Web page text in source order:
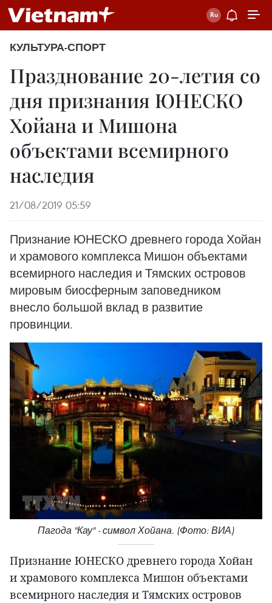
КУЛЬТУРА-СПОРТ
Празднование 20-летия со
дня признания ЮНЕСКО
Хойана и Мишона
объектами всемирного
наследия
21/08/2019 05:59
Признание ЮНЕСКО древнего города Хойан
и храмового комплекса Мишон объектами
всемирного наследия и Тямских островов
мировым биосферным заповедником
внесло большой вклад в развитие
провинции.
Пагода "Кау" - символ Хойана. (Фото: ВИА)
Признание ЮНЕСКО древнего города Хойан
и храмового комплекса Мишон объектами
всемирного наследия и Тямских островов